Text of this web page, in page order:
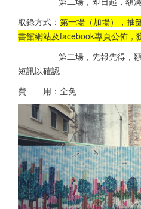
取錄方式： 第一場（加場），抽
書館網站及facebook專頁公佈，
第二場，先報先得，額滿
短訊以確認
費 用：全免